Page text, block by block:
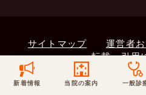
新着情報 当院の案内 一般診
※ 木・日・祝
サイトマップ
運営者
転載・引用
© 2023 医療法人社団 萌